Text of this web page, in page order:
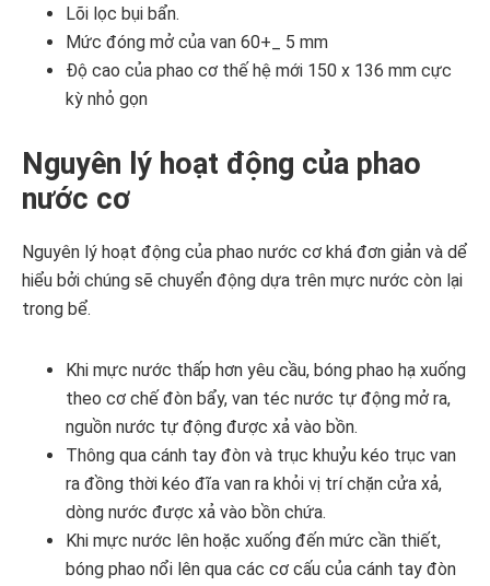
Lõi lọc bụi bẩn.
Mức đóng mở của van 60+_ 5 mm
Độ cao của phao cơ thế hệ mới 150 x 136 mm cực
kỳ nhỏ gọn
Nguyên lý hoạt động của phao
nước cơ
Nguyên lý hoạt động của phao nước cơ khá đơn giản và dể
hiểu bởi chúng sẽ chuyển động dựa trên mực nước còn lại
trong bể.
Khi mực nước thấp hơn yêu cầu, bóng phao hạ xuống
theo cơ chế đòn bẩy, van téc nước tự động mở ra,
nguồn nước tự động được xả vào bồn.
Thông qua cánh tay đòn và trục khuỷu kéo trục van
ra đồng thời kéo đĩa van ra khỏi vị trí chặn cửa xả,
dòng nước được xả vào bồn chứa.
Khi mực nước lên hoặc xuống đến mức cần thiết,
bóng phao nổi lên qua các cơ cấu của cánh tay đòn